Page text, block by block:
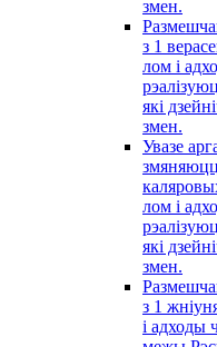
змен.
з 1
лом і
які
змен.
Увазе
лом і
які
змен.
з 1
і адходы